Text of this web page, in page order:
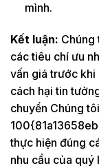
mình.
Kết luận: Chúng
các tiêu chí ưu
vấn giá trước khi
cách hại tin
chuyển Chúng
thực hiện đúng
nhu cầu của quý